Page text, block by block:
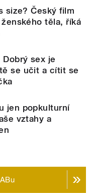
size? Český film
těla, říká
sex je
se učit a cítit se
jen popkulturní
vztahy a